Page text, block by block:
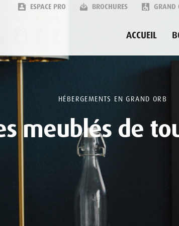
ESPACE PRO BROCHURES GRAND
ACCUEIL
HÉBERGEMENTS EN GRAND ORB
meublés de